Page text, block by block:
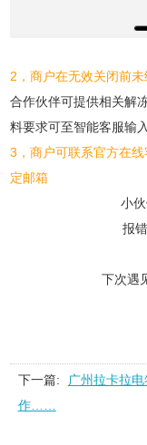
2，商户在无效关闭前
合作伙伴可提供相关解
料要求可至智能客服输入
3，商户可联系官方在
定邮箱
小
报
下次遇
下一篇:
广州拉卡拉
作……